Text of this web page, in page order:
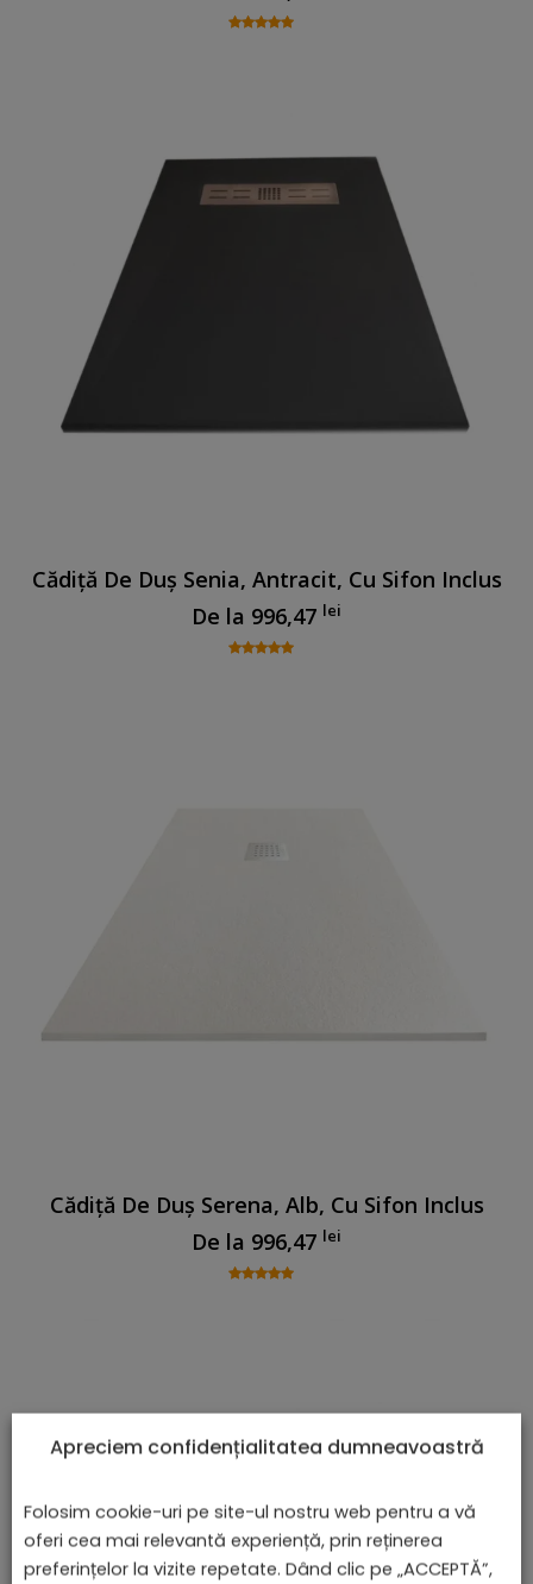
Cădiță De Duș Senia, Antracit, Cu Sifon Inclus
De la 996,47 lei
Cădiță De Duș Serena, Alb, Cu Sifon Inclus
De la 996,47 lei
Apreciem confidențialitatea dumneavoastră
Folosim cookie-uri pe site-ul nostru web pentru a vă
oferi cea mai relevantă experiență, prin reținerea
preferințelor la vizite repetate. Dând clic pe „ACCEPTĂ”,